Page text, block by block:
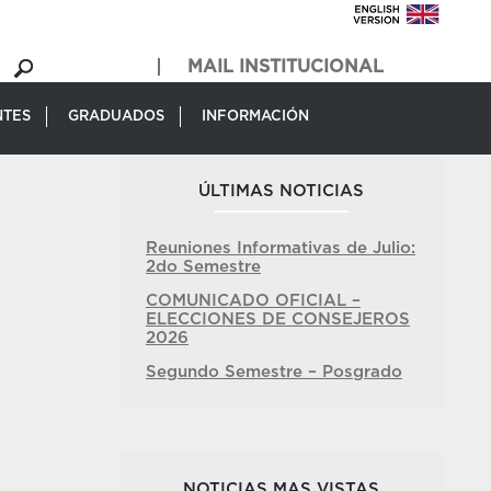
MAIL INSTITUCIONAL
GRADUADOS INFORMACIÓN
ÚLTIMAS NOTICIAS
Reuniones Informativas de Julio:
2do Semestre
COMUNICADO OFICIAL –
ELECCIONES DE CONSEJEROS
2026
Segundo Semestre – Posgrado